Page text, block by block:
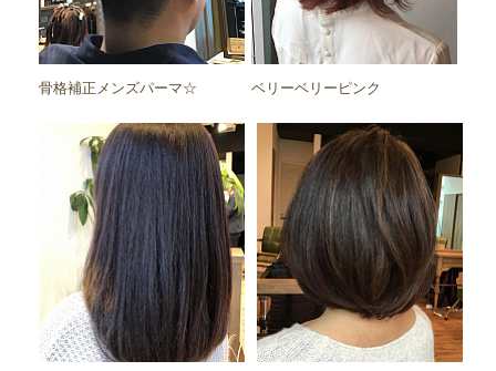
骨格補正メンズパーマ☆ ベリーベリーピンク